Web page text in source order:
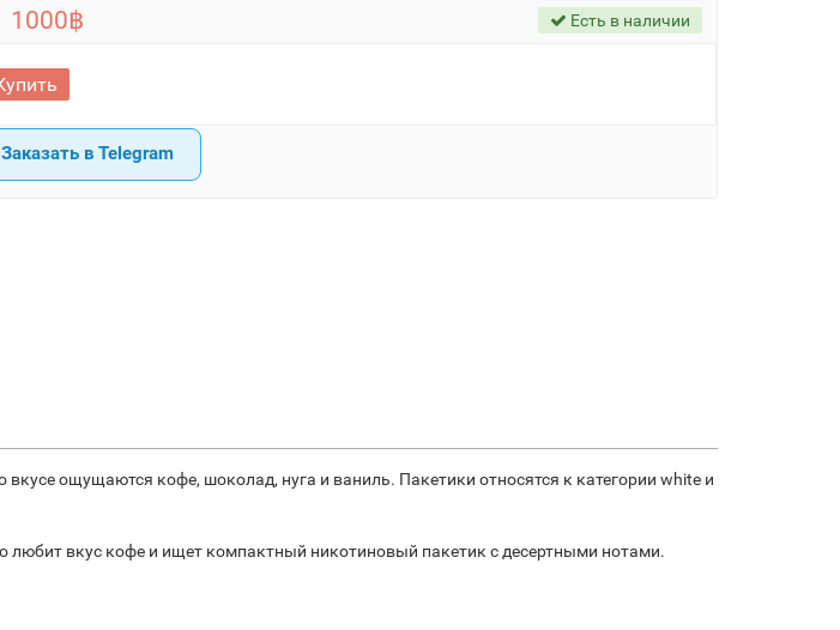
1000฿ Есть в наличии
Заказать в Telegram
ощущаются кофе, шоколад, нуга и ваниль. Пакетики относятся к категории white и
вкус кофе и ищет компактный никотиновый пакетик с десертными нотами.